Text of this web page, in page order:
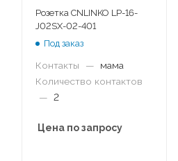
Розетка CNLINKO LP-16-
J02SX-02-401
Под заказ
Контакты —
мама
Количество контактов
— 2
Цена по запросу